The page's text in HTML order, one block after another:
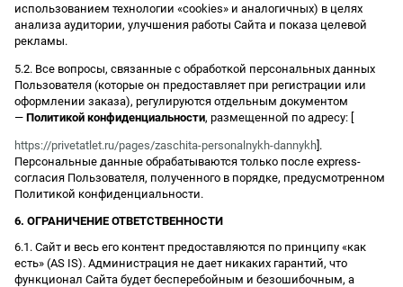
использованием технологии «cookies» и аналогичных) в целях
анализа аудитории, улучшения работы Сайта и показа целевой
рекламы.
5.2. Все вопросы, связанные с обработкой персональных данных
Пользователя (которые он предоставляет при регистрации или
оформлении заказа), регулируются отдельным документом
— Политикой конфиденциальности, размещенной по адресу: [
https://privetatlet.ru/pages/zaschita-personalnykh-dannykh ].
Персональные данные обрабатываются только после express-
согласия Пользователя, полученного в порядке, предусмотренном
Политикой конфиденциальности.
6. ОГРАНИЧЕНИЕ ОТВЕТСТВЕННОСТИ
6.1. Сайт и весь его контент предоставляются по принципу «как
есть» (AS IS). Администрация не дает никаких гарантий, что
функционал Сайта будет бесперебойным и безошибочным, а